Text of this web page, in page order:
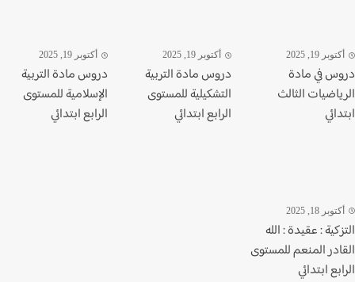
19, 2025
في مادة
الثالث
أكتوبر 19, 2025
دروس مادة التربية
التشكيلية للمستوى
الرابع ابتدائي
أكتوبر 19, 2025
دروس مادة التربية
الإسلامية للمستوى
الرابع ابتدائي
18, 2025
: عقيدة : الله
المنعم للمستوى
ابتدائي